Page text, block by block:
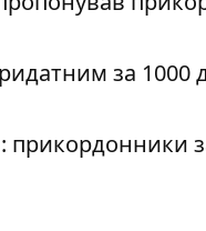
за 1000
прикордонники